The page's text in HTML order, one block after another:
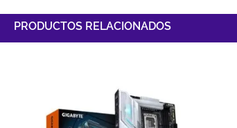
PRODUCTOS RELACIONADOS